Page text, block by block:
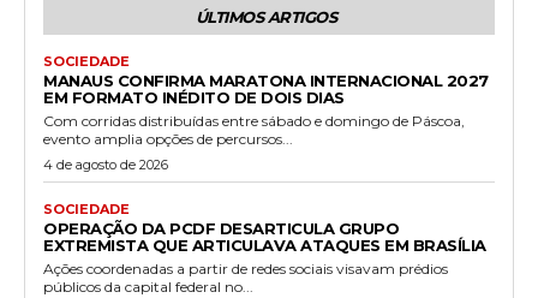
ÚLTIMOS ARTIGOS
SOCIEDADE
MANAUS CONFIRMA MARATONA INTERNACIONAL 2027
EM FORMATO INÉDITO DE DOIS DIAS
Com corridas distribuídas entre sábado e domingo de Páscoa,
evento amplia opções de percursos...
4 de agosto de 2026
SOCIEDADE
OPERAÇÃO DA PCDF DESARTICULA GRUPO
EXTREMISTA QUE ARTICULAVA ATAQUES EM BRASÍLIA
Ações coordenadas a partir de redes sociais visavam prédios
públicos da capital federal no...